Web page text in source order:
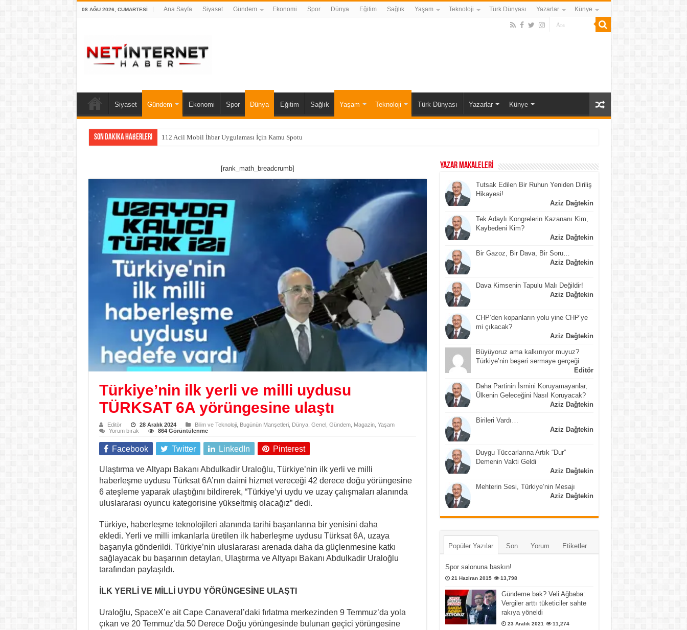
08 AĞU 2026, CUMARTESI Ana Sayfa Siyaset Gündem Ekonomi Spor Dünya Eğitim Sağlık Yaşam Teknoloji Türk Dünyası Yazarlar Künye
Siyaset Gündem Ekonomi Spor Dünya Eğitim Sağlık Yaşam Teknoloji Türk Dünyası Yazarlar Künye
Son Dakika Haberleri 112 Acil Mobil İhbar Uygulaması İçin Kamu Spotu
[rank_math_breadcrumb]
Türkiye’nin ilk yerli ve milli uydusu
TÜRKSAT 6A yörüngesine ulaştı
Editör 28 Aralık 2024 Bilim ve Teknoloji, Bugünün Manşetleri, Dünya, Genel, Gündem, Magazin, Yaşam
Yorum bırak
864 Görüntülenme
Facebook Twitter LinkedIn Pinterest
Ulaştırma ve Altyapı Bakanı Abdulkadir Uraloğlu, Türkiye’nin ilk yerli ve milli
haberleşme uydusu Türksat 6A’nın daimi hizmet vereceği 42 derece doğu yörüngesine
6 ateşleme yaparak ulaştığını bildirerek, “Türkiye’yi uydu ve uzay çalışmaları alanında
uluslararası oyuncu kategorisine yükseltmiş olacağız” dedi.
Türkiye, haberleşme teknolojileri alanında tarihi başarılarına bir yenisini daha
ekledi. Yerli ve milli imkanlarla üretilen ilk haberleşme uydusu Türksat 6A, uzaya
başarıyla gönderildi. Türkiye’nin uluslararası arenada daha da güçlenmesine katkı
sağlayacak bu başarının detayları, Ulaştırma ve Altyapı Bakanı Abdulkadir Uraloğlu
tarafından paylaşıldı.
İLK YERLİ VE MİLLİ UYDU YÖRÜNGESİNE ULAŞTI
Uraloğlu, SpaceX’e ait Cape Canaveral’daki fırlatma merkezinden 9 Temmuz’da yola
çıkan ve 20 Temmuz’da 50 Derece Doğu yörüngesinde bulunan geçici yörüngesine
YAZAR MAKALELERİ
Tutsak Edilen Bir Ruhun Yeniden Diriliş
Hikayesi!
Aziz Dağtekin
Tek Adaylı Kongrelerin Kazananı Kim,
Kaybedeni Kim?
Aziz Dağtekin
Bir Gazoz, Bir Dava, Bir Soru…
Aziz Dağtekin
Dava Kimsenin Tapulu Malı Değildir!
Aziz Dağtekin
CHP’den kopanların yolu yine CHP’ye
mi çıkacak?
Aziz Dağtekin
Büyüyoruz ama kalkınıyor muyuz?
Türkiye’nin beşeri sermaye gerçeği
Editör
Daha Partinin İsmini Koruyamayanlar,
Ülkenin Geleceğini Nasıl Koruyacak?
Aziz Dağtekin
Birileri Vardı…
Aziz Dağtekin
Duygu Tüccarlarına Artık “Dur”
Demenin Vakti Geldi
Aziz Dağtekin
Mehterin Sesi, Türkiye’nin Mesajı
Aziz Dağtekin
Popüler Yazılar Son Yorum Etiketler
Spor salonuna baskın!
21 Haziran 2015 13,798
Gündeme bak? Veli Ağbaba:
Vergiler arttı tüketiciler sahte
rakıya yöneldi
23 Aralık 2021 11,274